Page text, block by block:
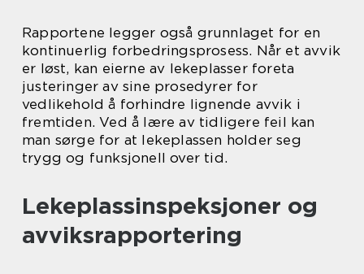
Rapportene legger også grunnlaget for en
kontinuerlig forbedringsprosess. Når et avvik
er løst, kan eierne av lekeplasser foreta
justeringer av sine prosedyrer for
vedlikehold å forhindre lignende avvik i
fremtiden. Ved å lære av tidligere feil kan
man sørge for at lekeplassen holder seg
trygg og funksjonell over tid.
Lekeplassinspeksjoner og
avviksrapportering